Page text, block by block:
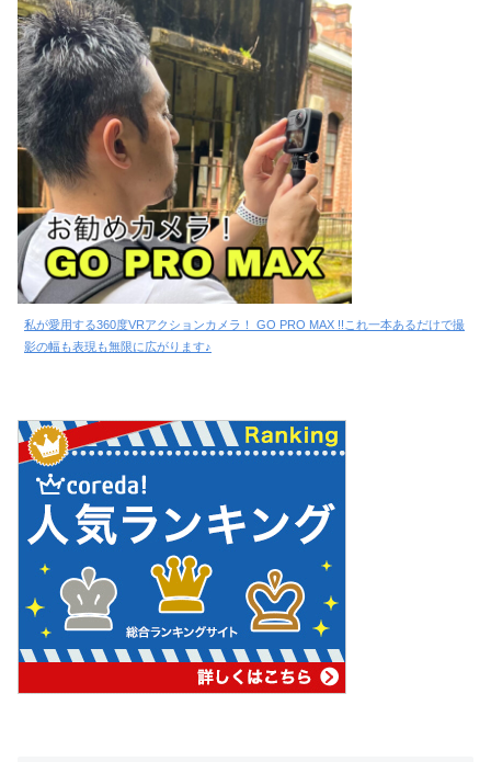
私が愛用する360度VRアクションカメラ！ GO PRO MAX !!これ一本あるだけで撮
影の幅も表現も無限に広がります♪